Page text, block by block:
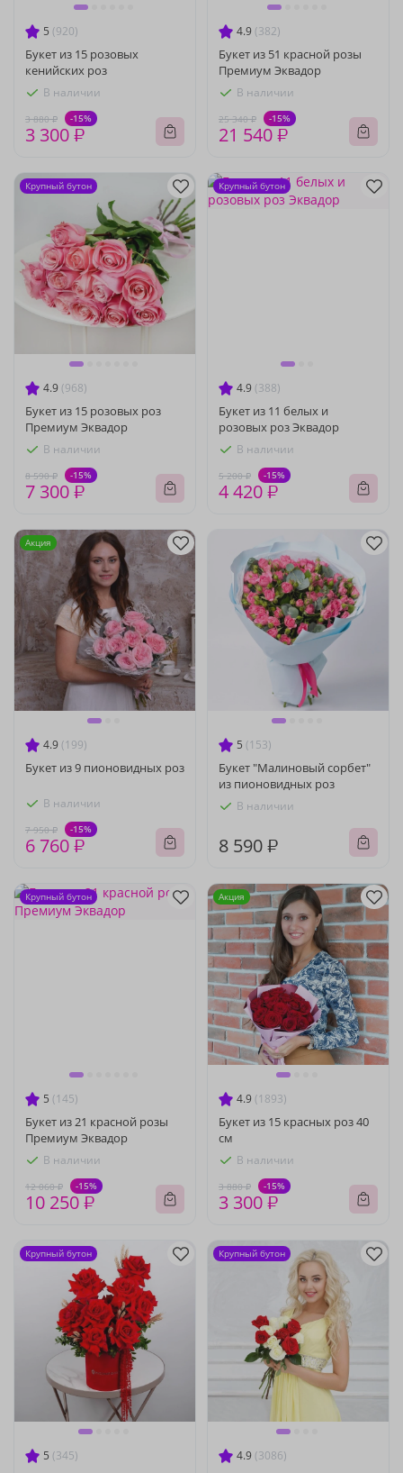
5 (920)
Букет из 15 розовых
кенийских роз
В наличии
3 880 ₽ -15%
3 300 ₽
4.9 (382)
Букет из 51 красной розы
Премиум Эквадор
В наличии
25 340 ₽ -15%
21 540 ₽
4.9 (968)
Букет из 15 розовых роз
Премиум Эквадор
В наличии
8 590 ₽ -15%
7 300 ₽
Крупный бутон
4.9 (388)
Букет из 11 белых и
розовых роз Эквадор
В наличии
5 200 ₽ -15%
4 420 ₽
Крупный бутон
4.9 (199)
Букет из 9 пионовидных роз
В наличии
7 950 ₽ -15%
6 760 ₽
Акция
5 (153)
Букет "Малиновый сорбет"
из пионовидных роз
В наличии
8 590 ₽
5 (145)
Букет из 21 красной розы
Премиум Эквадор
В наличии
12 060 ₽ -15%
10 250 ₽
Крупный бутон
4.9 (1893)
Букет из 15 красных роз 40
см
В наличии
3 880 ₽ -15%
3 300 ₽
Акция
5 (345)
Крупный бутон
4.9 (3086)
Крупный бутон